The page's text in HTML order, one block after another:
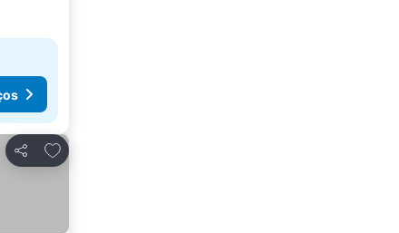
Partilhar
Adicionar aos favoritos